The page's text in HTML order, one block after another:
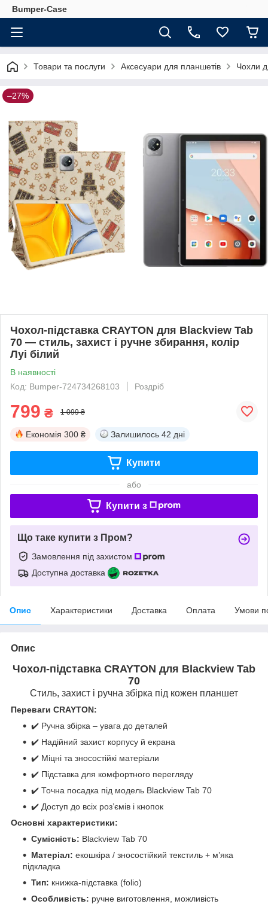
Bumper-Case
Товари та послуги Аксесуари для планшетів Чохли
–27%
Чохол-підставка CRAYTON для Blackview Tab
70 — стиль, захист і ручне збирання, колір
Луі білий
В наявності
Код: Bumper-724734268103
Роздріб
799 ₴ 1 099 ₴
Економія 300 ₴ Залишилось 42 дні
Купити
або
Купити з
Що таке купити з Пром?
Замовлення під захистом
Доступна доставка
Опис Характеристики Доставка Оплата Умови
Опис
Чохол-підставка CRAYTON для Blackview Tab
70
Стиль, захист і ручна збірка під кожен планшет
Переваги CRAYTON:
✔️ Ручна збірка – увага до деталей
✔️ Надійний захист корпусу й екрана
✔️ Міцні та зносостійкі матеріали
✔️ Підставка для комфортного перегляду
✔️ Точна посадка під модель Blackview Tab 70
✔️ Доступ до всіх роз’ємів і кнопок
Основні характеристики:
Сумісність: Blackview Tab 70
Матеріал: екошкіра / зносостійкий текстиль + м’яка
підкладка
Тип: книжка-підставка (folio)
Особливість: ручне виготовлення, можливість